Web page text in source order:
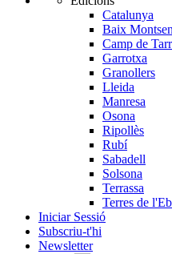
Catalunya
Baix
Camp de
Garrotxa
Granollers
Lleida
Manresa
Osona
Ripollès
Rubí
Sabadell
Solsona
Terrassa
Terres de
Iniciar Sessió
Subscriu-t'hi
Newsletter